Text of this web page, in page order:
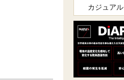
カジュアル